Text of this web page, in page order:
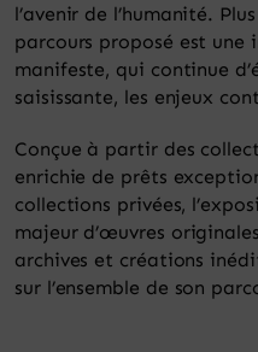
l’avenir de l’humanité.
parcours proposé est une
manifeste, qui continue
saisissante, les enjeux
Conçue à partir des
enrichie de prêts
collections privées,
majeur d’œuvres
archives et créations
sur l’ensemble de son